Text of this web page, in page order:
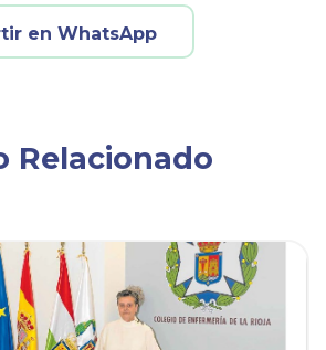
en WhatsApp
Relacionado
Ver noticia